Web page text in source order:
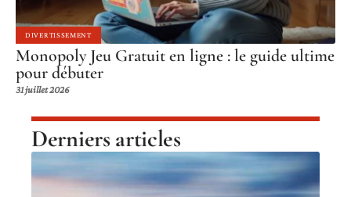
DIVERTISSEMENT
Monopoly Jeu Gratuit en ligne : le guide ultime
pour débuter
31 juillet 2026
Derniers articles